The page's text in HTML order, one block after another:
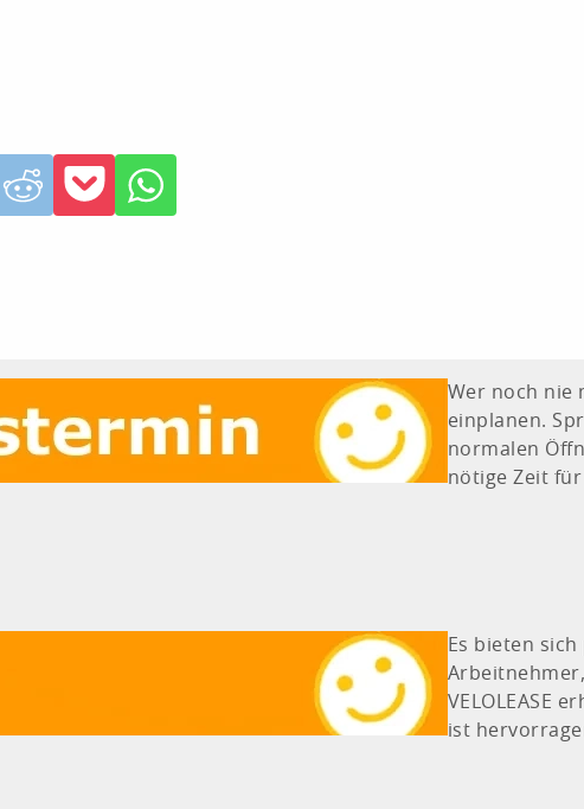
Wer noch nie
einplanen.
normalen
nötige Zeit für
Es bieten
VELOLEASE
ist